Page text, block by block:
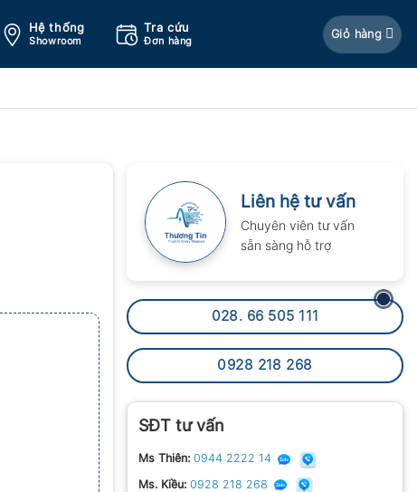
Hệ thống
Showroom
Tra cứu
Đơn hàng
Giỏ hàng
Liên hệ tư vấn
Chuyên viên tư vấn
sẵn sàng hỗ trợ
028. 66 505 111
0928 218 268
SĐT tư vấn
Ms Thiên: 0944 2222 14
Ms. Kiều: 0928 218 268